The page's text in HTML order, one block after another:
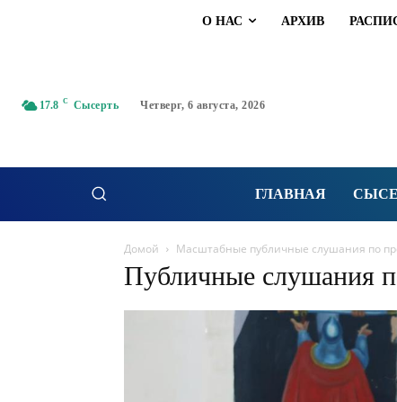
О НАС АРХИВ
17.8 C Сысерть Четверг, 6 августа, 2026
ГЛАВНАЯ
Домой Масштабные публичные слушания по
Публичные слушания